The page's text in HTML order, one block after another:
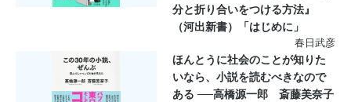
分と折り合いをつける方法』
（河出新書）「はじめに」
春日武彦
ほんとうに社会のことが知りた
いなら、小説を読むべきなので
ある ──高橋源一郎 斎藤美奈子